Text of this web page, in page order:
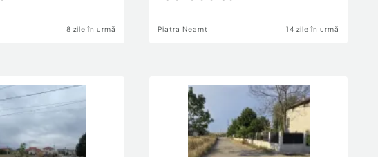
8 zile în urmă Piatra Neamt 14 zile în urmă